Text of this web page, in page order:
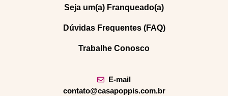
Seja um(a) Franqueado(a)
Dúvidas Frequentes (FAQ)
Trabalhe Conosco
E-mail
contato@casapoppis.com.br